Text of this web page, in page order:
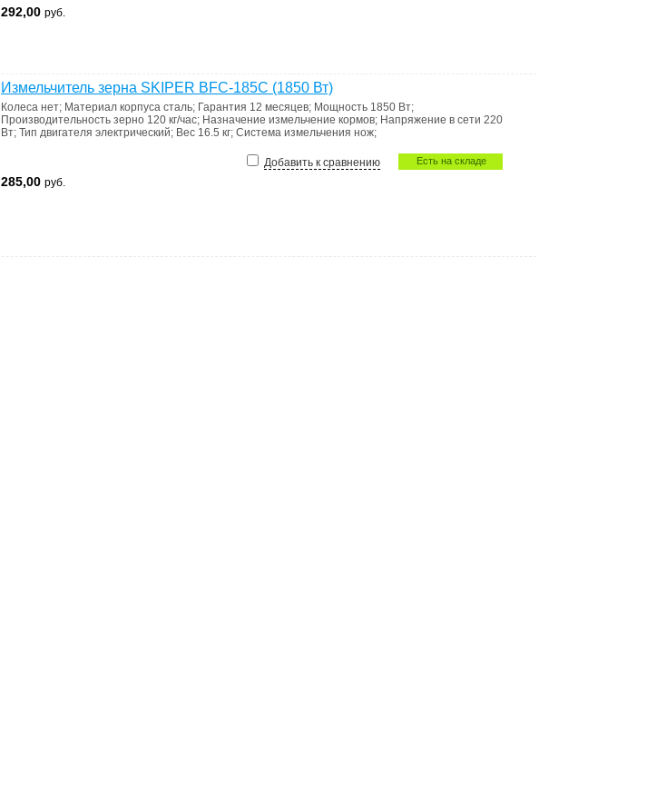
292,00 руб.
Измельчитель зерна SKIPER BFC-185C (1850 Вт)
Колеса нет; Материал корпуса сталь; Гарантия 12 месяцев; Мощность 1850 Вт;
Производительность зерно 120 кг/час; Назначение измельчение кормов; Напряжение в сети 220
Вт; Тип двигателя электрический; Вес 16.5 кг; Система измельчения нож;
Есть на складе
Добавить к сравнению
285,00 руб.